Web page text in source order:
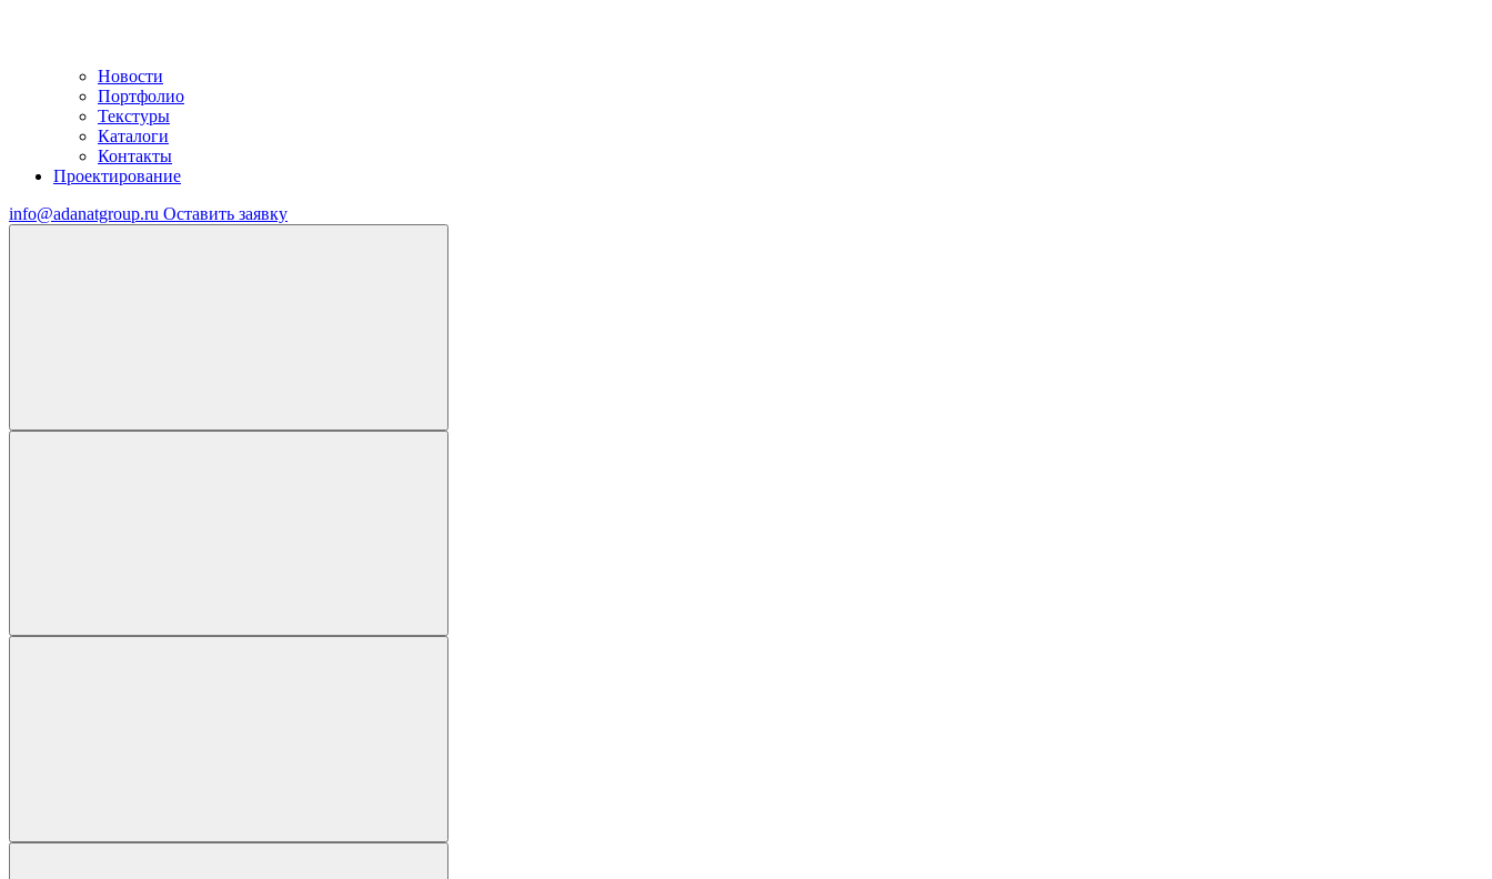
Новости
Портфолио
Текстуры
Каталоги
Контакты
Проектирование
info@adanatgroup.ru Оставить заявку